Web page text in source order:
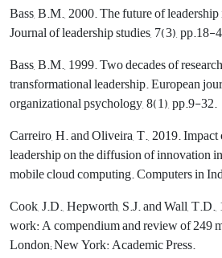
Bass, B.M., 2000. The future of
Journal of leadership studies, 7(3), pp.18-
Bass, B.M., 1999. Two decades of
transformational leadership. European
organizational psychology, 8(1), pp.9-32.
Carreiro, H. and Oliveira, T., 2019.
leadership on the diffusion of innovation
mobile cloud computing. Computers in
Cook, J.D., Hepworth, S.J. and Wall,
work: A compendium and review of 249
London; New York: Academic Press.